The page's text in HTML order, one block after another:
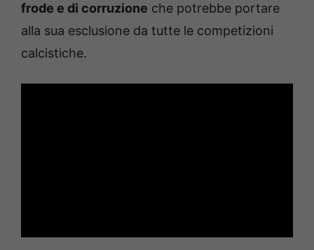
frode e di corruzione che potrebbe portare
alla sua esclusione da tutte le competizioni
calcistiche.